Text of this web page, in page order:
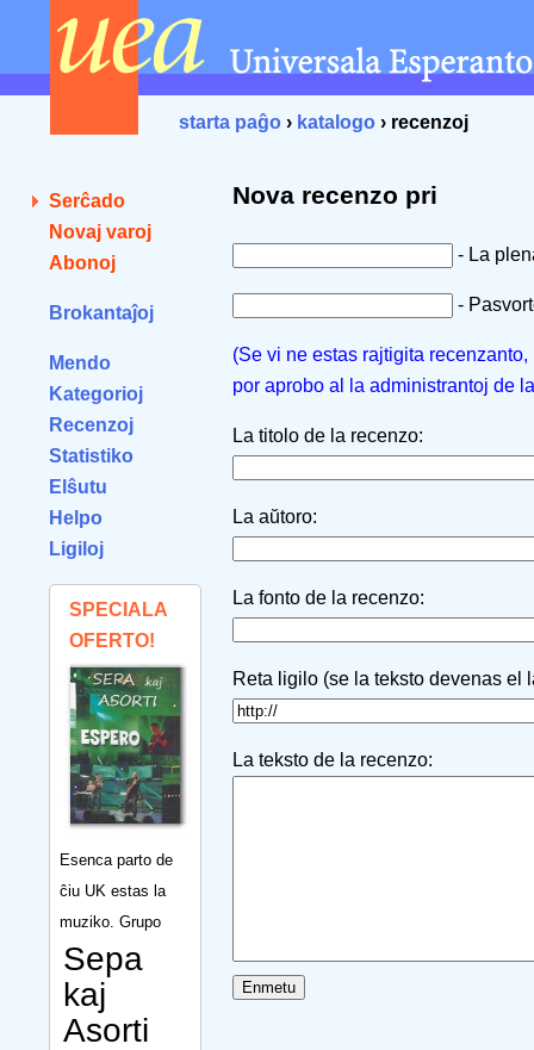
starta paĝo › katalogo › recenzoj
Serĉado
Novaj varoj
Abonoj
Brokantaĵoj
Mendo
Kategorioj
Recenzoj
Statistiko
Elŝutu
Helpo
Ligiloj
SPECIALA
OFERTO!
Esenca parto de
ĉiu UK estas la
muziko. Grupo
Sepa
kaj
Asorti
Nova recenzo pri
- La
-
(Se vi ne estas rajtigita
por aprobo al la administrantoj de
La titolo de la recenzo:
La aŭtoro:
La fonto de la recenzo:
Reta ligilo (se la teksto devenas el
La teksto de la recenzo: